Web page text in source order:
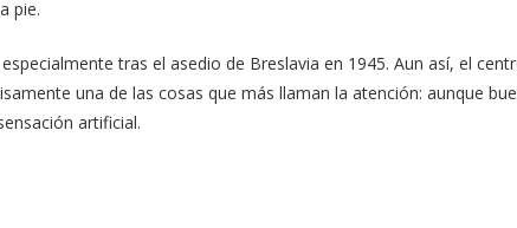
pie.
tras el asedio de Breslavia en 1945. Aun así, el
una de las cosas que más llaman la atención: aunque
artificial.